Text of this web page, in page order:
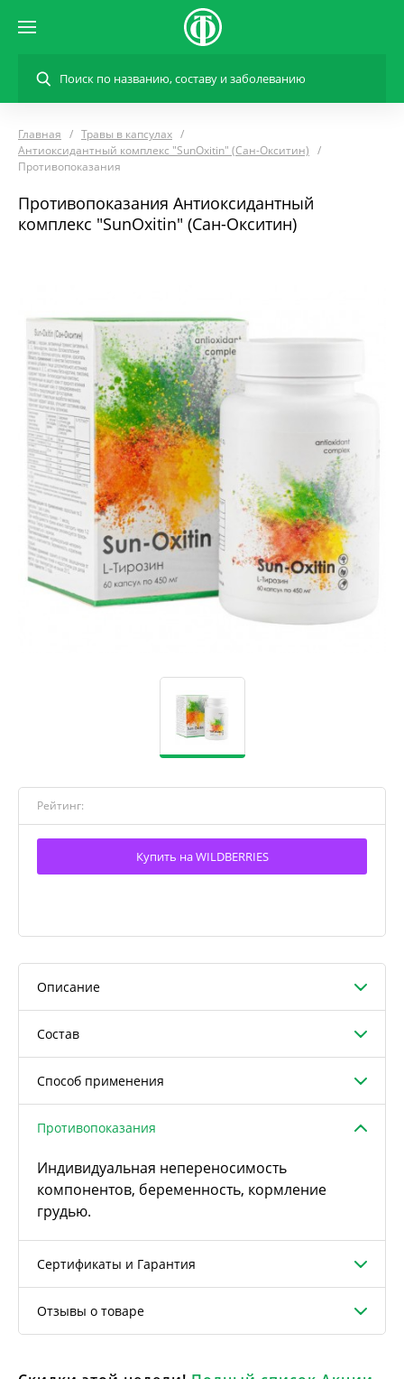
Главная
Травы в капсулах
Антиоксидантный комплекс "SunOxitin" (Сан-Окситин)
Противопоказания
Противопоказания Антиоксидантный
комплекс "SunOxitin" (Сан-Окситин)
Рейтинг:
Купить на WILDBERRIES
Описание
Состав
Способ применения
Противопоказания
Индивидуальная непереносимость
компонентов, беременность, кормление
грудью.
Сертификаты и Гарантия
Отзывы о товаре